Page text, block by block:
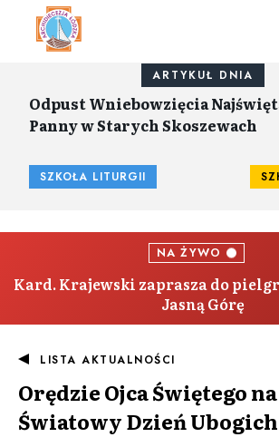
ARTYKUŁ DNIA
Odpust Wniebowzięcia
Panny w Starych Skoszewach
SZKOŁA LITURGII
NA ŻYWO
Kard. Krajewski zaprasza do
Jasną Górę
LISTA AKTUALNOŚCI
Orędzie Ojca Świętego
Światowy Dzień Ubogich